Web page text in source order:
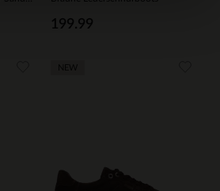
199.99